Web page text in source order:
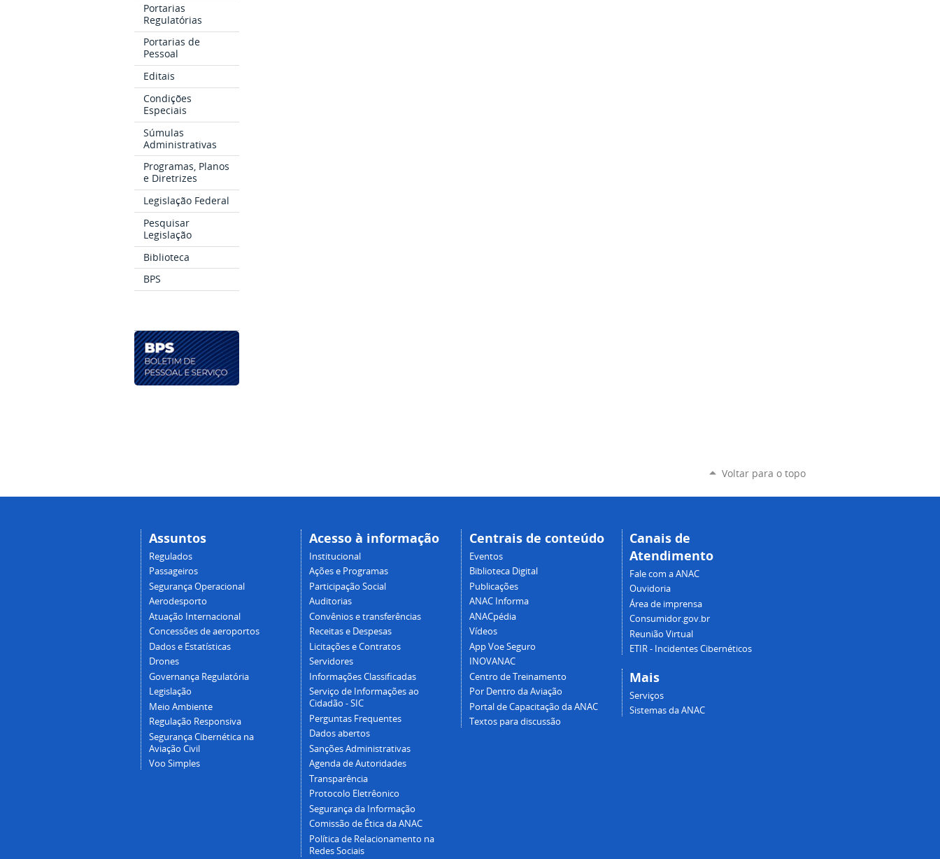
Portarias
Regulatórias
Portarias de
Pessoal
Editais
Condições
Especiais
Súmulas
Administrativas
Programas, Planos
e Diretrizes
Legislação Federal
Pesquisar
Legislação
Biblioteca
BPS
Voltar para o topo
Assuntos
Regulados
Passageiros
Segurança Operacional
Aerodesporto
Atuação Internacional
Concessões de aeroportos
Dados e Estatísticas
Drones
Governança Regulatória
Legislação
Meio Ambiente
Regulação Responsiva
Segurança Cibernética na
Aviação Civil
Voo Simples
Acesso à informação
Institucional
Ações e Programas
Participação Social
Auditorias
Convênios e transferências
Receitas e Despesas
Licitações e Contratos
Servidores
Informações Classificadas
Serviço de Informações ao
Cidadão - SIC
Perguntas Frequentes
Dados abertos
Sanções Administrativas
Agenda de Autoridades
Transparência
Protocolo Eletrêonico
Segurança da Informação
Comissão de Ética da ANAC
Política de Relacionamento na
Redes Sociais
Centrais de conteúdo
Eventos
Biblioteca Digital
Publicações
ANAC Informa
ANACpédia
Vídeos
App Voe Seguro
INOVANAC
Centro de Treinamento
Por Dentro da Aviação
Portal de Capacitação da ANAC
Textos para discussão
Canais de
Atendimento
Fale com a ANAC
Ouvidoria
Área de imprensa
Consumidor.gov.br
Reunião Virtual
ETIR - Incidentes Cibernéticos
Mais
Serviços
Sistemas da ANAC